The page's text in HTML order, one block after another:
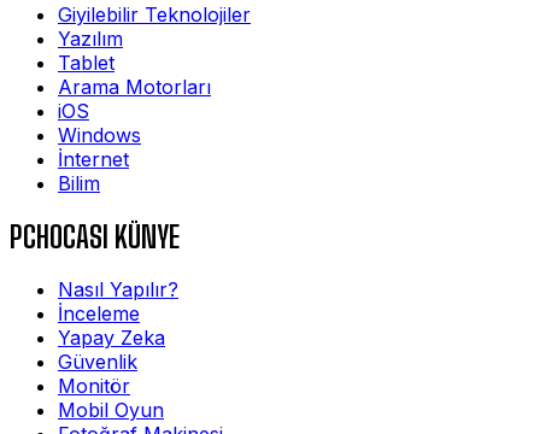
Giyilebilir Teknolojiler
Yazılım
Tablet
Arama Motorları
iOS
Windows
İnternet
Bilim
PCHOCASI KÜNYE
Nasıl Yapılır?
İnceleme
Yapay Zeka
Güvenlik
Monitör
Mobil Oyun